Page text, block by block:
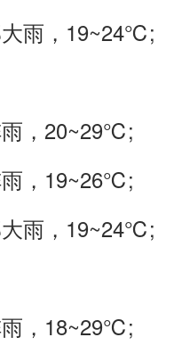
雨，19~24℃;
雨，20~29℃;
雨，19~26℃;
雨，19~24℃;
雨，18~29℃;